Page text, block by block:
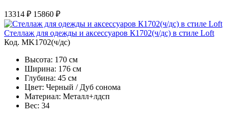
13314 ₽ 15860 ₽
Стеллаж для одежды и аксессуаров К1702(ч/дс) в стиле Loft
Код. MK1702(ч/дс)
Высота: 170 см
Ширина: 176 см
Глубина: 45 см
Цвет: Черный / Дуб сонома
Материал: Металл+лдсп
Вес: 34